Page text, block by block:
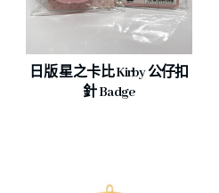
日版 星之卡比 Kirby 公仔扣
針 Badge